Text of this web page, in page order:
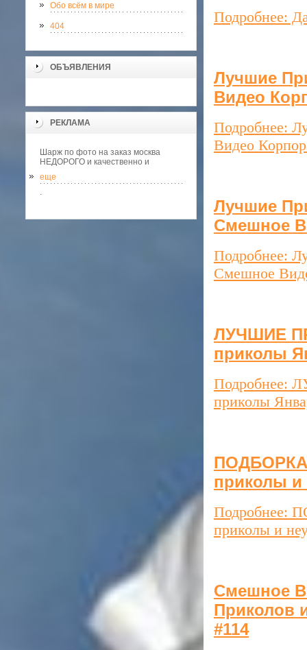
Обо всём в мире
404
ОБЪЯВЛЕНИЯ
РЕКЛАМА
Шарж по фото на заказ москва
НЕДОРОГО и качественно и
еще
.
Подробнее:
Лучшие
Видео
Подробнее:
Видео
Лучшие
Смешное
Подробнее:
Смешное
ЛУЧШИЕ
приколы
Подробнее:
приколы
ПОДБОРКА
приколы и
Подробнее:
приколы и
Смешное
Приколов
#114